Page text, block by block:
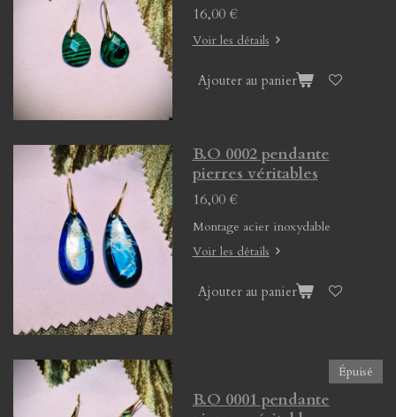
16,00 €
Voir les détails
Ajouter au panier
B.O 0002 pendante
pierres véritables
16,00 €
Montage acier inoxydable
Voir les détails
Ajouter au panier
Épuisé
B.O 0001 pendante